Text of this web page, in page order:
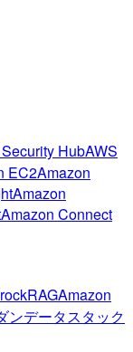
HubAWS
EC2Amazon
Amazon
Amazon Connect
RAGAmazon
ンデータスタック